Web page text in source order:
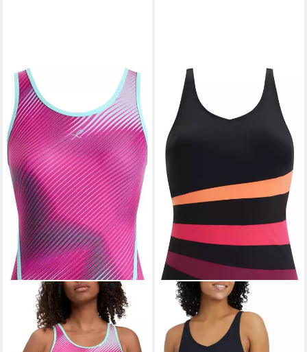
ENERGETICS
Badeanzug Da.-Badeanzug
Nelly W
AOP/VIOLET/TURQUOISE